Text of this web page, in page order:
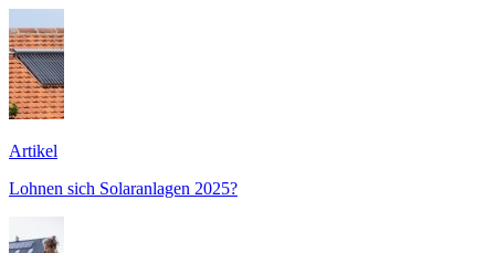
Artikel
Lohnen sich Solaranlagen 2025?